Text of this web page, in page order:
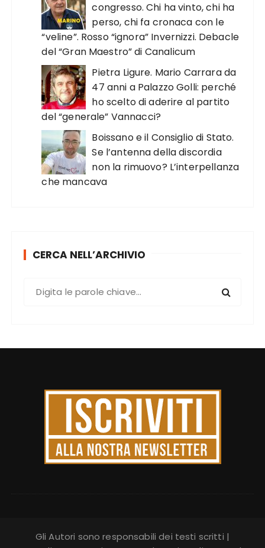
congresso. Chi ha vinto, chi ha
perso, chi fa cronaca con le
“veline”. Rosso “ignora” Invernizzi. Debacle
del “Gran Maestro” di Canalicum
Pietra Ligure. Mario Carrara da
47 anni a Palazzo Golli: perché
ho scelto di aderire al partito
del “generale” Vannacci?
Boissano e il Consiglio di Stato.
Se l’antenna della discordia
non la rimuovo? L’interpellanza
che mancava
CERCA NELL’ARCHIVIO
Gli Autori sono responsabili dei testi scritti |